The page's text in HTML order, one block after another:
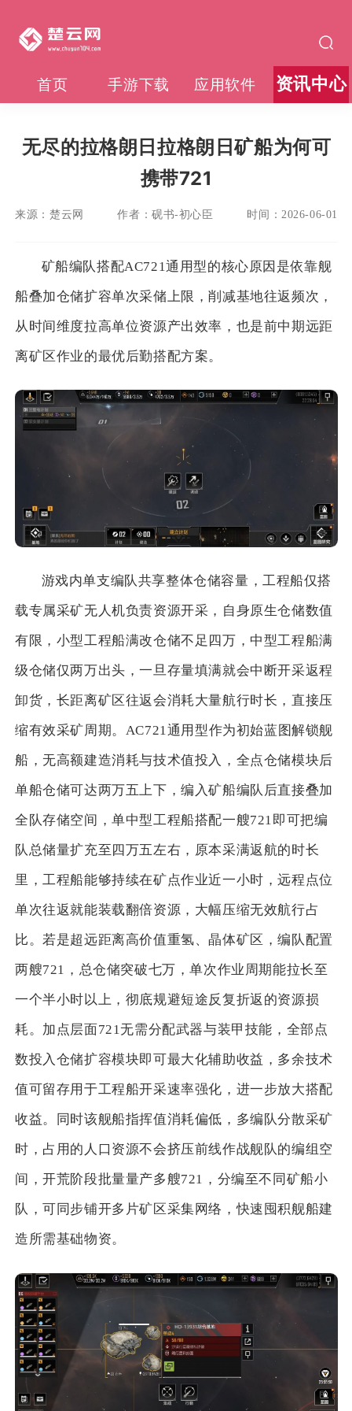
首页 手游下载 应用软件 资讯中心
无尽的拉格朗日拉格朗日矿船为何可
携带721
来源： 楚云网 作者：砚书-初心臣 时间： 2026-06-01
矿船编队搭配AC721通用型的核心原因是依靠舰
船叠加仓储扩容单次采储上限，削减基地往返频次，
从时间维度拉高单位资源产出效率，也是前中期远距
离矿区作业的最优后勤搭配方案。
游戏内单支编队共享整体仓储容量，工程船仅搭
载专属采矿无人机负责资源开采，自身原生仓储数值
有限，小型工程船满改仓储不足四万，中型工程船满
级仓储仅两万出头，一旦存量填满就会中断开采返程
卸货，长距离矿区往返会消耗大量航行时长，直接压
缩有效采矿周期。AC721通用型作为初始蓝图解锁舰
船，无高额建造消耗与技术值投入，全点仓储模块后
单船仓储可达两万五上下，编入矿船编队后直接叠加
全队存储空间，单中型工程船搭配一艘721即可把编
队总储量扩充至四万五左右，原本采满返航的时长
里，工程船能够持续在矿点作业近一小时，远程点位
单次往返就能装载翻倍资源，大幅压缩无效航行占
比。若是超远距离高价值重氢、晶体矿区，编队配置
两艘721，总仓储突破七万，单次作业周期能拉长至
一个半小时以上，彻底规避短途反复折返的资源损
耗。加点层面721无需分配武器与装甲技能，全部点
数投入仓储扩容模块即可最大化辅助收益，多余技术
值可留存用于工程船开采速率强化，进一步放大搭配
收益。同时该舰船指挥值消耗偏低，多编队分散采矿
时，占用的人口资源不会挤压前线作战舰队的编组空
间，开荒阶段批量量产多艘721，分编至不同矿船小
队，可同步铺开多片矿区采集网络，快速囤积舰船建
造所需基础物资。